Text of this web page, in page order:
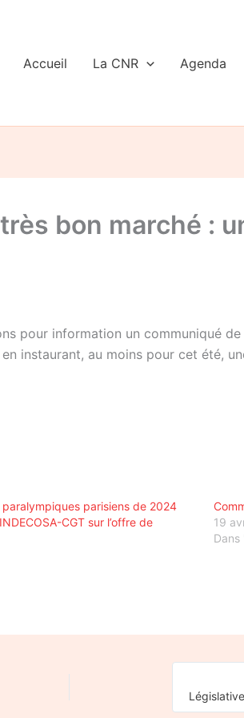
Accueil La CNR Agenda
bon marché :
pour information un communiqué de
en instaurant, au moins pour cet été,
parisiens de 2024
CGT sur l’offre de
19
Dans